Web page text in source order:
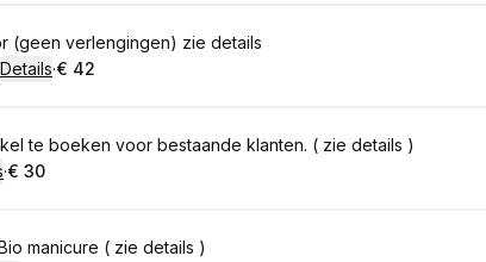
(geen verlengingen) zie details
Details·
.Prijs:
€ 42
te boeken voor bestaande klanten. ( zie details )
·
.Prijs:
€ 30
manicure ( zie details )